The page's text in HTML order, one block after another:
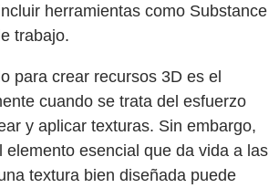
herramientas como Substance
trabajo.
para crear recursos 3D es el
cuando se trata del esfuerzo
y aplicar texturas. Sin embargo,
elemento esencial que da vida a las
textura bien diseñada puede